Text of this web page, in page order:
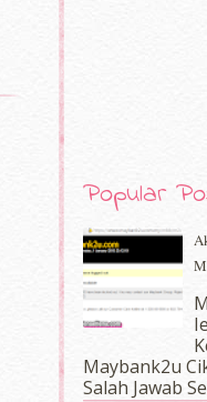
Popular
Maybank2u
Salah Jawab